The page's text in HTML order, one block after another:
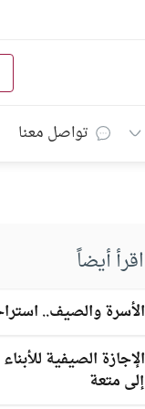
تواصل معنا
اقرأ أيضاً
الأسرة والصيف..
الإجازة الصيفية
إلى متعة